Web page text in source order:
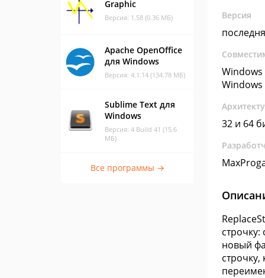
Graphic
Версия: 1.58 (0.36 МБ)
Apache OpenOffice
для Windows
Версия: 4.1.14 (134.78 МБ)
Sublime Text для
Windows
Версия: 4 Build 41 (15.6
МБ)
Все программы →
Версия
Windows
Windows
32 и 64
новый